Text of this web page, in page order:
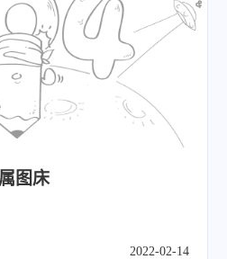
图床
2022-02-14